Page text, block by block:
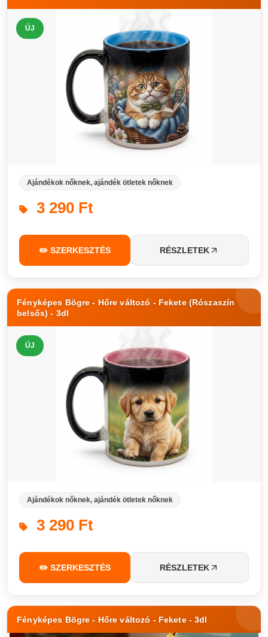
ÚJ
Ajándékok nőknek, ajándék ötletek nőknek
3 290 Ft
✏️ SZERKESZTÉS RÉSZLETEK
Fényképes Bögre - Hőre változó - Fekete (Rószaszín
belsős) - 3dl
ÚJ
Ajándékok nőknek, ajándék ötletek nőknek
3 290 Ft
✏️ SZERKESZTÉS RÉSZLETEK
Fényképes Bögre - Hőre változó - Fekete - 3dl